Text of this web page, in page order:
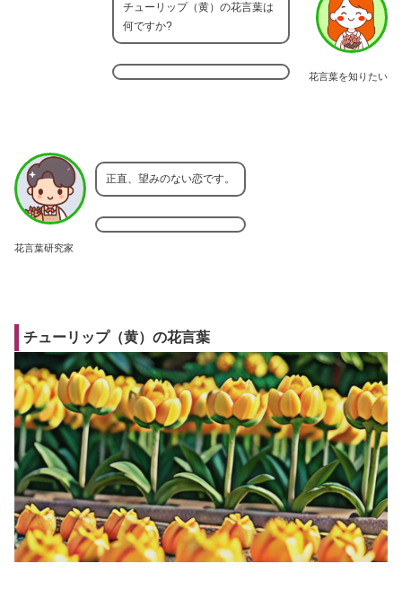
花言葉を知りたい
チューリップ（黄）の花言葉は
何ですか?
花言葉研究家
正直、望みのない恋です。
チューリップ（黄）の花言葉